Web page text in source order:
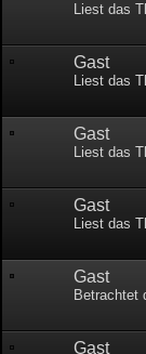
Liest das
Gast
Liest das
Gast
Liest das
Gast
Liest das
Gast
Betrachtet
Gast